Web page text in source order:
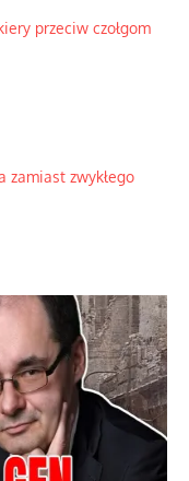
przeciw czołgom
zamiast zwykłego